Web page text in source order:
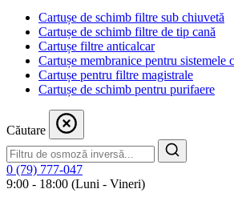
Cartușe de schimb filtre sub chiuvetă
Cartușe de schimb filtre de tip cană
Cartușe filtre anticalcar
Cartușe membranice pentru sistemele
Cartușe pentru filtre magistrale
Cartușe de schimb pentru purifaere
Căutare
0 (79) 777-047
9:00 - 18:00 (Luni - Vineri)